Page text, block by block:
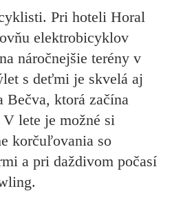
Pri hoteli Horal
elektrobicyklov
náročnejšie terény v
s deťmi je skvelá aj
Bečva, ktorá začína
lete je možné si
korčuľovania so
a pri daždivom počasí